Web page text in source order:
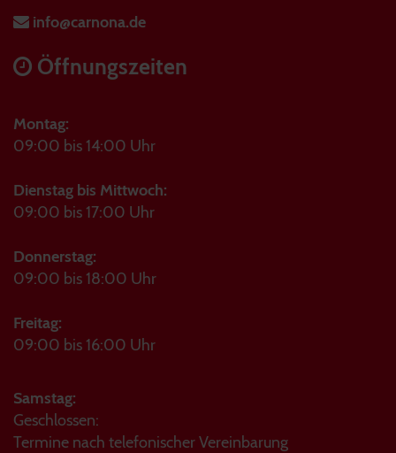
info@carnona.de
Öffnungszeiten
Montag:
09:00 bis 14:00 Uhr
Dienstag bis Mittwoch:
09:00 bis 17:00 Uhr
Donnerstag:
09:00 bis 18:00 Uhr
Freitag:
09:00 bis 16:00 Uhr
Samstag:
Geschlossen:
Termine nach telefonischer Vereinbarung